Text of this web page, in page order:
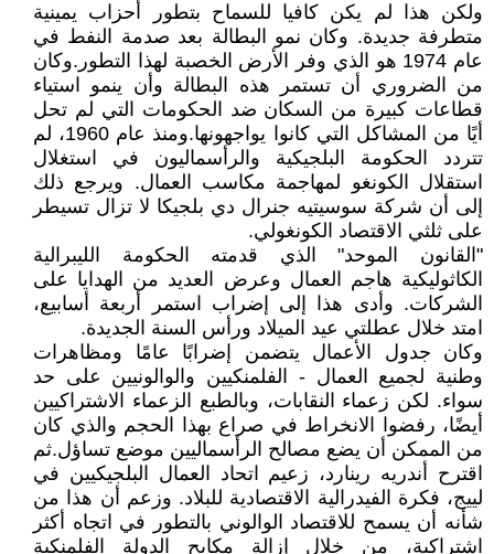
ولكن هذا لم يكن كافيا للسماح بتطور أحزاب يمينية
متطرفة جديدة. وكان نمو البطالة بعد صدمة النفط في
عام 1974 هو الذي وفر الأرض الخصبة لهذا التطور.وكان
من الضروري أن تستمر هذه البطالة وأن ينمو استياء
قطاعات كبيرة من السكان ضد الحكومات التي لم تحل
أيًا من المشاكل التي كانوا يواجهونها.ومنذ عام 1960، لم
تتردد الحكومة البلجيكية والرأسماليون في استغلال
استقلال الكونغو لمهاجمة مكاسب العمال. ويرجع ذلك
إلى أن شركة سوسيتيه جنرال دي بلجيكا لا تزال تسيطر
على ثلثي الاقتصاد الكونغولي.
"القانون الموحد" الذي قدمته الحكومة الليبرالية
الكاثوليكية هاجم العمال وعرض العديد من الهدايا على
الشركات. وأدى هذا إلى إضراب استمر أربعة أسابيع،
امتد خلال عطلتي عيد الميلاد ورأس السنة الجديدة.
وكان جدول الأعمال يتضمن إضرابًا عامًا ومظاهرات
وطنية لجميع العمال - الفلمنكيين والوالونيين على حد
سواء. لكن زعماء النقابات، وبالطبع الزعماء الاشتراكيين
أيضًا، رفضوا الانخراط في صراع بهذا الحجم والذي كان
من الممكن أن يضع مصالح الرأسماليين موضع تساؤل.ثم
اقترح أندريه رينارد، زعيم اتحاد العمال البلجيكيين في
لييج، فكرة الفيدرالية الاقتصادية للبلاد. وزعم أن هذا من
شأنه أن يسمح للاقتصاد الوالوني بالتطور في اتجاه أكثر
اشتراكية، من خلال إزالة مكابح الدولة الفلمنكية